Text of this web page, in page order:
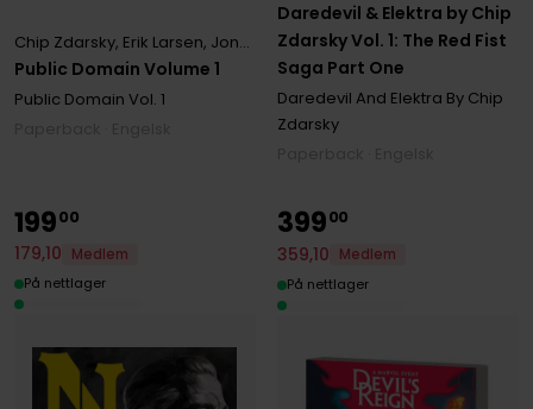
Public Domain Volume 1
Chip Zdarsky, Erik Larsen, Jonathan Luna ,Joshua Luna
Public Domain Vol. 1
Daredevil & Elektra by Chip
Zdarsky Vol. 1: The Red Fist
Saga Part One
Daredevil And Elektra By Chip
Zdarsky
19900
179,10
Medlem
På nettlager
39900
359,10
Medlem
På nettlager